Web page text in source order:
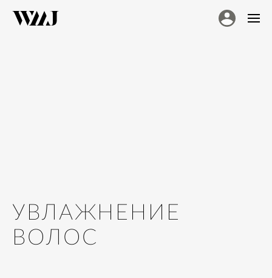
УВЛАЖНЕНИЕ
ВОЛОС